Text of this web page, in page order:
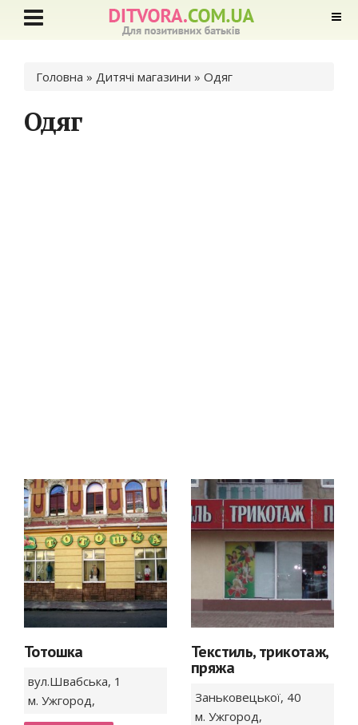
Ви є тут
Головна » Дитячі магазини » Одяг
Одяг
Тотошка
вул.Швабська, 1
м. Ужгород,
Текстиль, трикотаж,
пряжа
Заньковецької, 40
м. Ужгород,